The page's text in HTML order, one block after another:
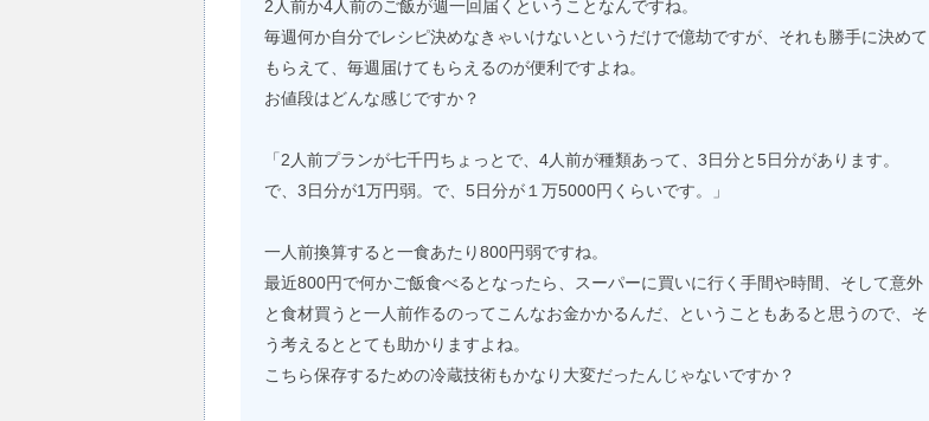
2人前か4人前のご飯が週一回届くということなんですね。
毎週何か自分でレシピ決めなきゃいけないというだけで億劫ですが、それも勝手に決めて
もらえて、毎週届けてもらえるのが便利ですよね。
お値段はどんな感じですか？
「2人前プランが七千円ちょっとで、4人前が種類あって、3日分と5日分があります。
で、3日分が1万円弱。で、5日分が１万5000円くらいです。」
一人前換算すると一食あたり800円弱ですね。
最近800円で何かご飯食べるとなったら、スーパーに買いに行く手間や時間、そして意外
と食材買うと一人前作るのってこんなお金かかるんだ、ということもあると思うので、そ
う考えるととても助かりますよね。
こちら保存するための冷蔵技術もかなり大変だったんじゃないですか？